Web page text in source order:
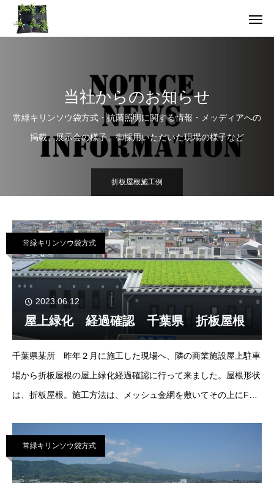
当社からのお知らせ
常緑キリンソウ袋方式・抗菌照明に関する情報・メッディアへの
掲載、展示会の様子、御採用いただいた現場の様子など
折板屋根施工例
常緑キリンソウ袋方式
2023.06.12
屋上緑化 経過確認 千葉県 折板屋根
千葉県某所 昨年２月に施工した現場へ、隣の商業施設屋上駐車
場から折板屋根の屋上緑化経過確認に行って来ました。屋根形状
は、折板屋根。施工方法は、メッシュ金網を敷いてその上にFTM
尽くされてい
常緑キリンソウ袋方式